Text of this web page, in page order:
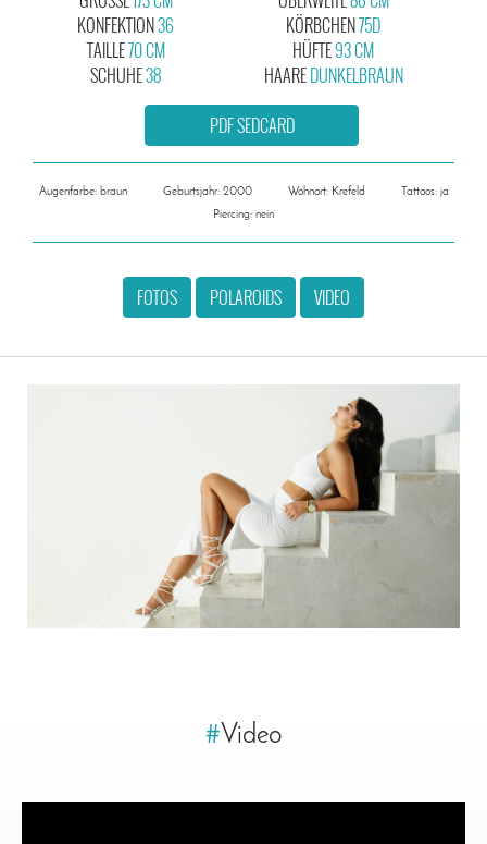
KONFEKTION36
KÖRBCHEN75D
TAILLE70 CM
SCHUHE38
HÜFTE93 CM
HAAREDUNKELBRAUN
PDF SEDCARD
Augenfarbe: braun Geburtsjahr: 2000 Wohnort: Krefeld
Tattoos: ja
Piercing: nein
FOTOS POLAROIDS VIDEO
#Video